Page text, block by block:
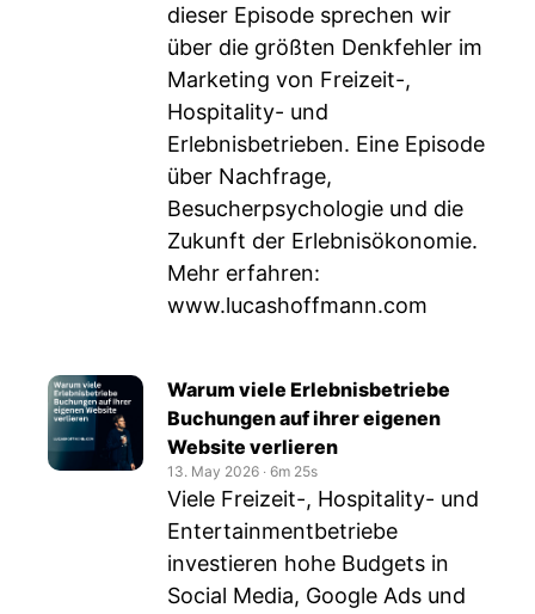
dieser Episode sprechen wir
über die größten Denkfehler im
Marketing von Freizeit-,
Hospitality- und
Erlebnisbetrieben. Eine Episode
über Nachfrage,
Besucherpsychologie und die
Zukunft der Erlebnisökonomie.
Mehr erfahren:
www.lucashoffmann.com
Warum viele Erlebnisbetriebe
Buchungen auf ihrer eigenen
Website verlieren
13. May 2026 ‧ 6m 25s
Viele Freizeit-, Hospitality- und
Entertainmentbetriebe
investieren hohe Budgets in
Social Media, Google Ads und